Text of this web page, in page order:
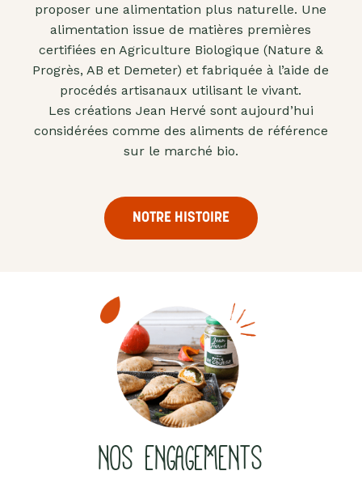
proposer une alimentation plus naturelle. Une
alimentation issue de matières premières
certifiées en Agriculture Biologique (Nature &
Progrès, AB et Demeter) et fabriquée à l’aide de
procédés artisanaux utilisant le vivant.
Les créations Jean Hervé sont aujourd’hui
considérées comme des aliments de référence
sur le marché bio.
NOTRE HISTOIRE
NOS ENGAGEMENTS